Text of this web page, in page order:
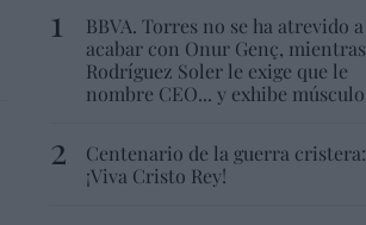
BBVA. Torres no se ha atrevido a
acabar con Onur Genç, mientras
Rodríguez Soler le exige que le
nombre CEO... y exhibe músculo
Centenario de la guerra cristera:
¡Viva Cristo Rey!